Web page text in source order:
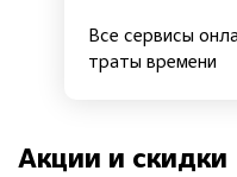
Все сервисы
траты времени
Акции и скидки